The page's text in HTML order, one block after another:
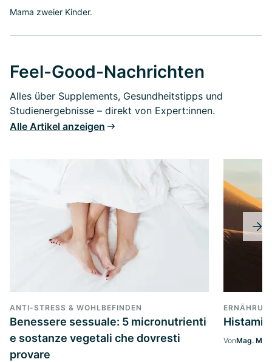
Mama zweier Kinder.
Feel-Good-Nachrichten
Alles über Supplements, Gesundheitstipps und
Studienergebnisse – direkt von Expert:innen.
Alle Artikel anzeigen
ANTI-STRESS & WOHLBEFINDEN
Benessere sessuale: 5 micronutrienti
e sostanze vegetali che dovresti
provare
VonMag.